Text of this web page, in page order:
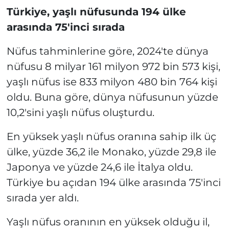
Türkiye, yaşlı nüfusunda 194 ülke
arasında 75'inci sırada
Nüfus tahminlerine göre, 2024'te dünya
nüfusu 8 milyar 161 milyon 972 bin 573 kişi,
yaşlı nüfus ise 833 milyon 480 bin 764 kişi
oldu. Buna göre, dünya nüfusunun yüzde
10,2'sini yaşlı nüfus oluşturdu.
En yüksek yaşlı nüfus oranına sahip ilk üç
ülke, yüzde 36,2 ile Monako, yüzde 29,8 ile
Japonya ve yüzde 24,6 ile İtalya oldu.
Türkiye bu açıdan 194 ülke arasında 75'inci
sırada yer aldı.
Yaşlı nüfus oranının en yüksek olduğu il,